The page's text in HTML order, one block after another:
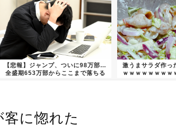
【悲報】ジャンプ、ついに98万部…
全盛期653万部からここまで落ちる
激うまサラダ作っ
ｗｗｗｗｗｗｗｗ
に惚れた